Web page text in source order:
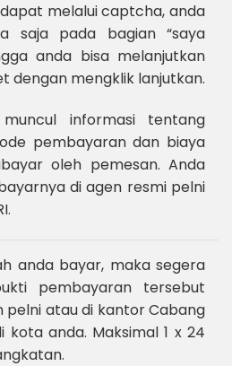
dapat melalui captcha, anda
saja pada bagian “saya
anda bisa melanjutkan
dengan mengklik lanjutkan.
informasi tentang
pembayaran dan biaya
oleh pemesan. Anda
di agen resmi pelni
anda bayar, maka segera
pembayaran tersebut
pelni atau di kantor Cabang
kota anda. Maksimal 1 x 24